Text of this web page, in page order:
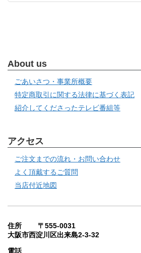
About us
ごあいさつ・事業所概要
特定商取引に関する法律に基づく表記
紹介してくださったテレビ番組等
アクセス
ご注文までの流れ・お問い合わせ
よく頂戴するご質問
当店付近地図
住所 〒555-0031
大阪市西淀川区出来島2-3-32
電話